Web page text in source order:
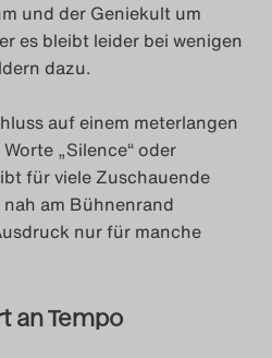
und der Geniekult um
es bleibt leider bei wenigen
dazu.
auf einem meterlangen
„Silence“ oder
für viele Zuschauende
am Bühnenrand
nur für manche
an Tempo